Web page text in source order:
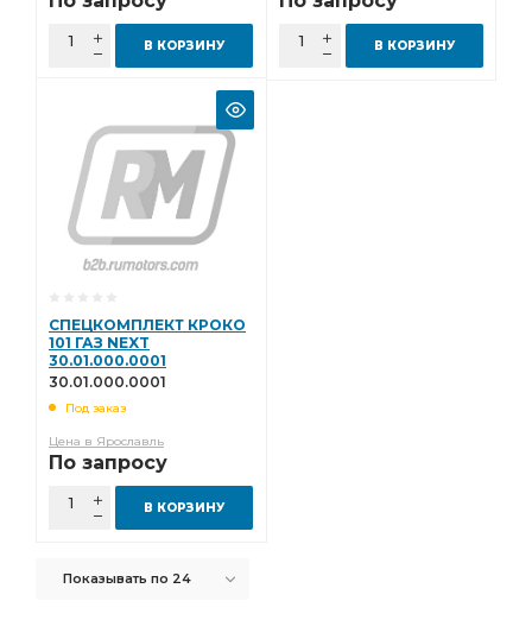
В КОРЗИНУ В КОРЗИНУ
СПЕЦКОМПЛЕКТ КРОКО
101 ГАЗ NEXT
30.01.000.0001
30.01.000.0001
Под заказ
Цена в Ярославль
По запросу
В КОРЗИНУ
Показывать по 24